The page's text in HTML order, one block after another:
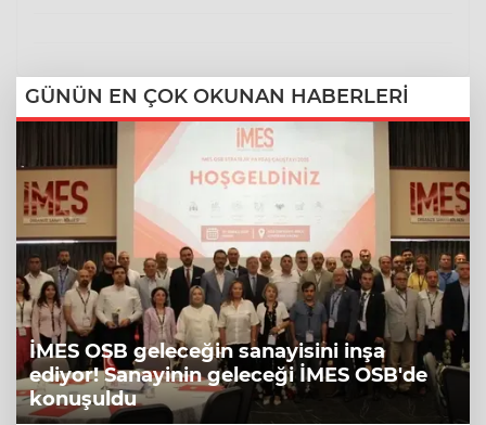
GÜNÜN EN ÇOK OKUNAN HABERLERİ
İMES OSB geleceğin sanayisini inşa
ediyor! Sanayinin geleceği İMES OSB'de
konuşuldu